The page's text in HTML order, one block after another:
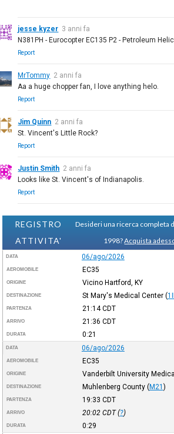
jesse kyzer 3 anni fa
N381PH - Eurocopter EC135 P2 - Petroleum
Report
MrTommy 2 anni fa
Aa a huge chopper fan, I love anything helo.
Report
Jim Quinn 2 anni fa
St. Vincent's Little Rock?
Report
Justin Smith 2 anni fa
Looks like St. Vincent's of Indianapolis.
Report
REGISTRO
ATTIVITA'
Desideri una ricerca completa
1998?Acquista
DATA 06/ago/2026
AEROMOBILE EC35
ORIGINE Vicino Hartford, KY
DESTINAZIONE St Mary's Medical Center (
PARTENZA 21:14CDT
ARRIVO 21:36 CDT
DURATA 0:21
DATA 06/ago/2026
AEROMOBILE EC35
ORIGINE Vanderbilt University
DESTINAZIONE Muhlenberg County (M21 )
PARTENZA 19:33 CDT
ARRIVO 20:02 CDT(?)
DURATA 0:29